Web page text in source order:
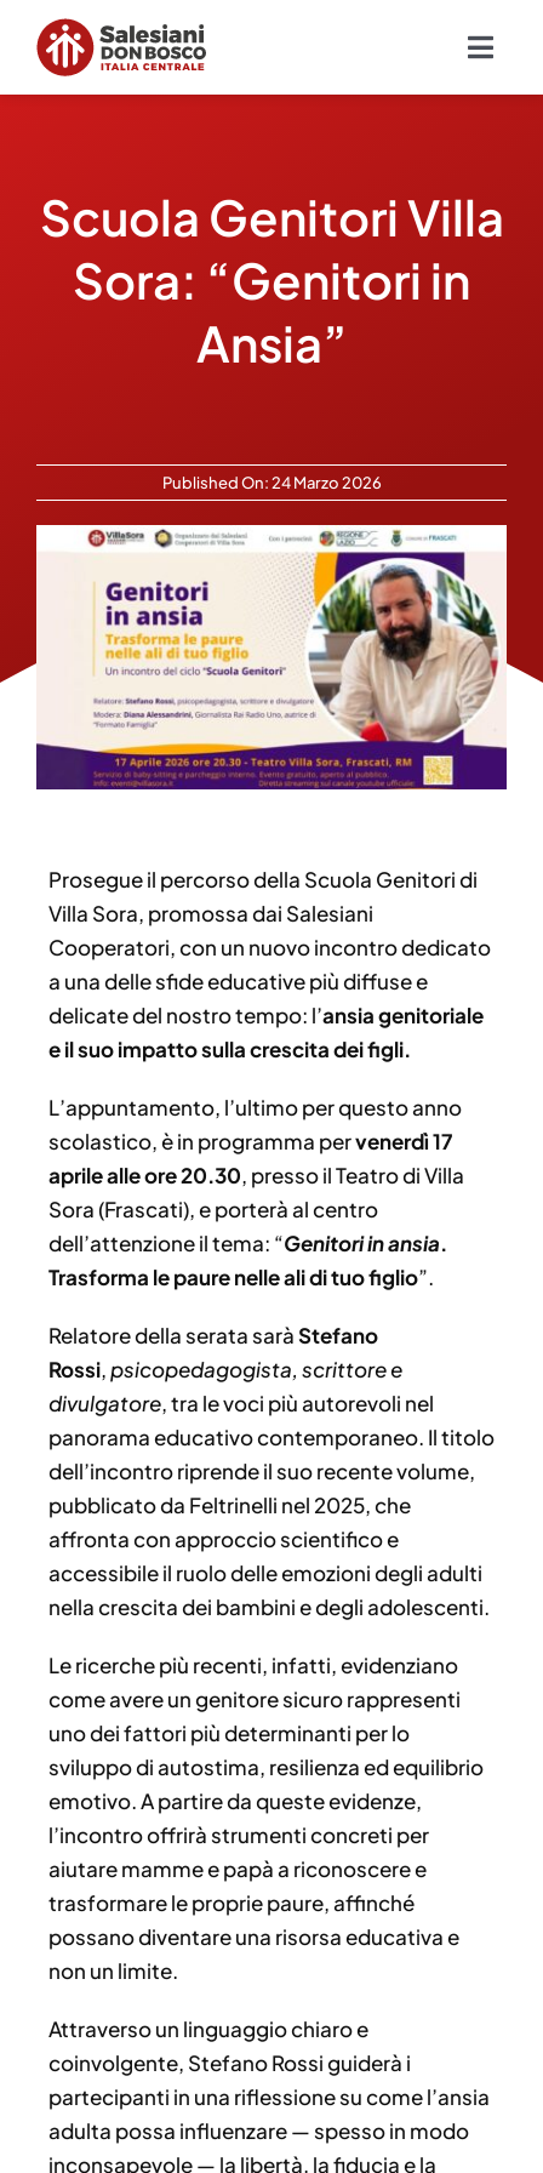
contenuto
Missione
Ambiti
Ambienti educativi e servizi
Contatti
Scuola Genitori Villa
Sora: “Genitori in
Ansia”
Published On: 24 Marzo 2026
Prosegue il percorso della Scuola Genitori di
Villa Sora, promossa dai Salesiani
Cooperatori, con un nuovo incontro dedicato
a una delle sfide educative più diffuse e
delicate del nostro tempo: l’ansia genitoriale
e il suo impatto sulla crescita dei figli.
L’appuntamento, l’ultimo per questo anno
scolastico, è in programma pervenerdì 17
aprile alle ore 20.30, presso il Teatro di Villa
Sora (Frascati), e porterà al centro
dell’attenzione il tema: “Genitoriin ansia.
Trasforma le paure nelle ali di tuo figlio”.
Relatore della serata saràStefano
Rossi,psicopedagogista, scrittore e
divulgatore, tra le voci più autorevoli nel
panorama educativo contemporaneo. Il titolo
dell’incontro riprende il suo recente volume,
pubblicato da Feltrinelli nel 2025, che
affronta con approccio scientifico e
accessibile il ruolo delle emozioni degli adulti
nella crescita dei bambini e degli adolescenti.
Le ricerche più recenti, infatti, evidenziano
come avere un genitore sicuro rappresenti
uno dei fattori più determinanti per lo
sviluppo di autostima, resilienza ed equilibrio
emotivo. A partire da queste evidenze,
l’incontro offrirà strumenti concreti per
aiutare mamme e papà a riconoscere e
trasformare le proprie paure, affinché
possano diventare una risorsa educativa e
non un limite.
Attraverso un linguaggio chiaro e
coinvolgente, Stefano Rossi guiderà i
partecipanti in una riflessione su come l’ansia
adulta possa influenzare — spesso in modo
inconsapevole — la libertà, la fiducia e la